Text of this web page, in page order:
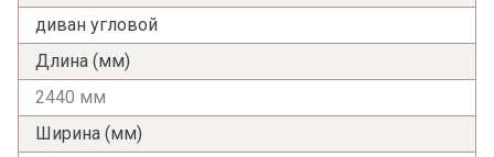
Я ознакомлен сПолитикойв отношении
диван угловой
Длина (мм)
2440 мм
Ширина (мм)